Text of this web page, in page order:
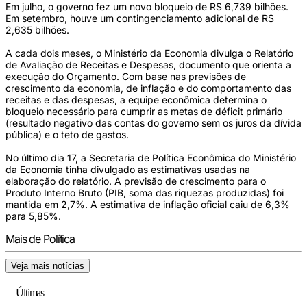
Em julho, o governo fez um novo bloqueio de R$ 6,739 bilhões.
Em setembro, houve um contingenciamento adicional de R$
2,635 bilhões.
A cada dois meses, o Ministério da Economia divulga o Relatório
de Avaliação de Receitas e Despesas, documento que orienta a
execução do Orçamento. Com base nas previsões de
crescimento da economia, de inflação e do comportamento das
receitas e das despesas, a equipe econômica determina o
bloqueio necessário para cumprir as metas de déficit primário
(resultado negativo das contas do governo sem os juros da dívida
pública) e o teto de gastos.
No último dia 17, a Secretaria de Política Econômica do Ministério
da Economia tinha divulgado as estimativas usadas na
elaboração do relatório. A previsão de crescimento para o
Produto Interno Bruto (PIB, soma das riquezas produzidas) foi
mantida em 2,7%. A estimativa de inflação oficial caiu de 6,3%
para 5,85%.
Mais de Política
Veja mais notícias
Últimas